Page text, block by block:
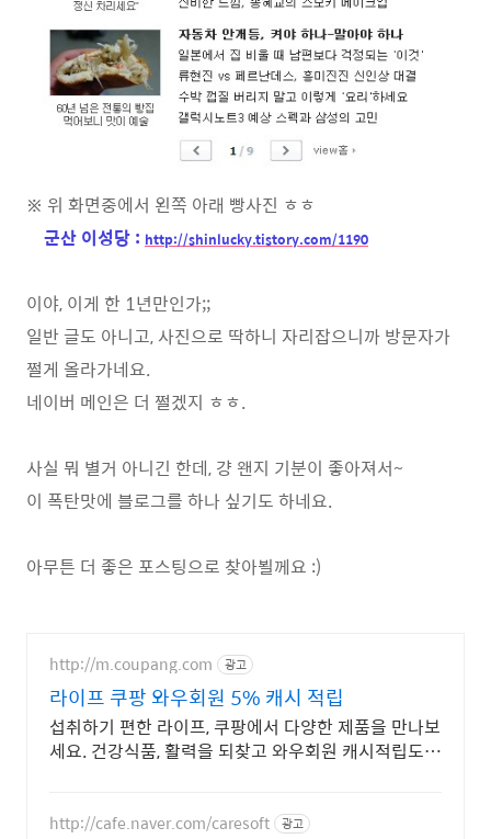
※ 위 화면중에서 왼쪽 아래 빵사진 ㅎㅎ
군산 이성당 : http://shinlucky.tistory.com/1190
이야, 이게 한 1년만인가;;
일반 글도 아니고, 사진으로 딱하니 자리잡으니까 방문자가
쩔게 올라가네요.
네이버 메인은 더 쩔겠지 ㅎㅎ.
사실 뭐 별거 아니긴 한데, 걍 왠지 기분이 좋아져서~
이 폭탄맛에 블로그를 하나 싶기도 하네요.
아무튼 더 좋은 포스팅으로 찾아뵐께요 :)
http://m.coupang.com 광고
라이프 쿠팡 와우회원 5% 캐시 적립
섭취하기 편한 라이프, 쿠팡에서 다양한 제품을 만나보
세요. 건강식품, 활력을 되찾고 와우회원 캐시적립도
http://cafe.naver.com/caresoft 광고